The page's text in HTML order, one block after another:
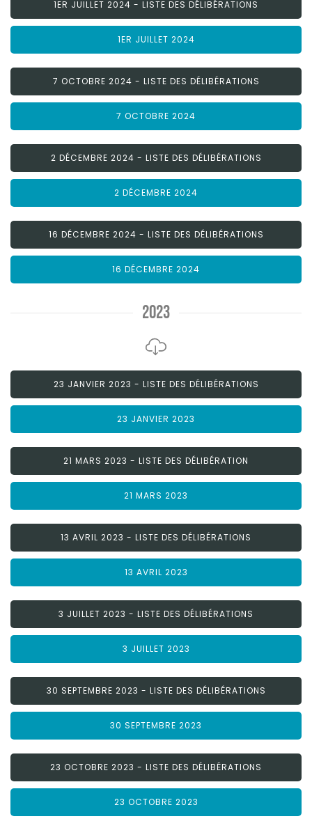
1ER JUILLET 2024 - LISTE DES DÉLIBÉRATIONS
1ER JUILLET 2024
7 OCTOBRE 2024 - LISTE DES DÉLIBÉRATIONS
7 OCTOBRE 2024
2 DÉCEMBRE 2024 - LISTE DES DÉLIBÉRATIONS
2 DÉCEMBRE 2024
16 DÉCEMBRE 2024 - LISTE DES DÉLIBÉRATIONS
16 DÉCEMBRE 2024
2023
23 JANVIER 2023 - LISTE DES DÉLIBÉRATIONS
23 JANVIER 2023
21 MARS 2023 - LISTE DES DÉLIBÉRATION
21 MARS 2023
13 AVRIL 2023 - LISTE DES DÉLIBÉRATIONS
13 AVRIL 2023
3 JUILLET 2023 - LISTE DES DÉLIBÉRATIONS
3 JUILLET 2023
30 SEPTEMBRE 2023 - LISTE DES DÉLIBÉRATIONS
30 SEPTEMBRE 2023
23 OCTOBRE 2023 - LISTE DES DÉLIBÉRATIONS
23 OCTOBRE 2023